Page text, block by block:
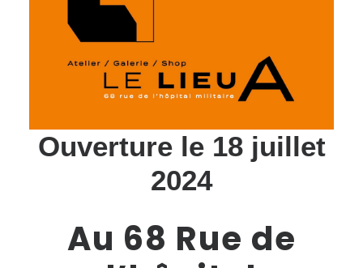
Ouverture le 18 juillet
2024
Au 68 Rue de